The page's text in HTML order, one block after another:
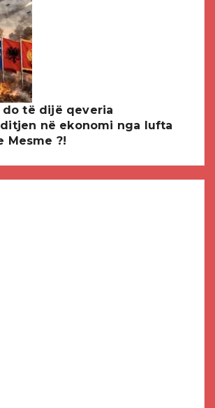
do të dijë qeveria
në ekonomi nga lufta
Mesme ?!